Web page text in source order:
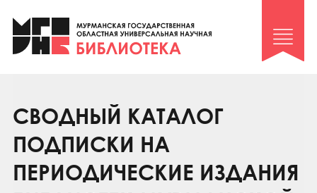
Клуб «Гиря и сельдерей»
Клуб «Семейный архив»
Коллегам
Контакты
СВОДНЫЙ КАТАЛОГ
ПОДПИСКИ НА
ПЕРИОДИЧЕСКИЕ ИЗДАНИЯ